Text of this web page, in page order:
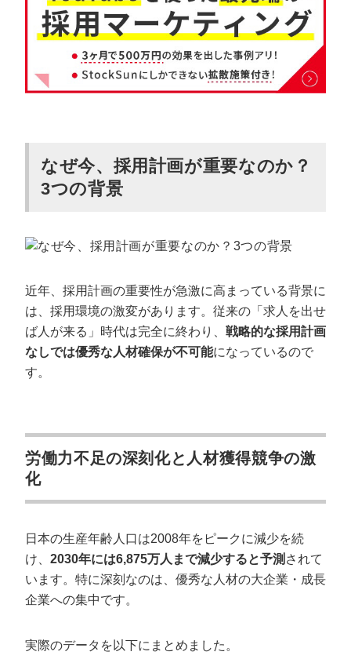
なぜ今、採用計画が重要なのか？
3つの背景
近年、採用計画の重要性が急激に高まっている背景に
は、採用環境の激変があります。従来の「求人を出せ
ば人が来る」時代は完全に終わり、 戦略的な採用計画
なしでは優秀な人材確保が不可能になっているので
す。
労働力不足の深刻化と人材獲得競争の激
化
日本の生産年齢人口は2008年をピークに減少を続
け、 2030年には6,875万人まで減少すると予測 されて
います。特に深刻なのは、優秀な人材の大企業・成長
企業への集中です。
実際のデータを以下にまとめました。